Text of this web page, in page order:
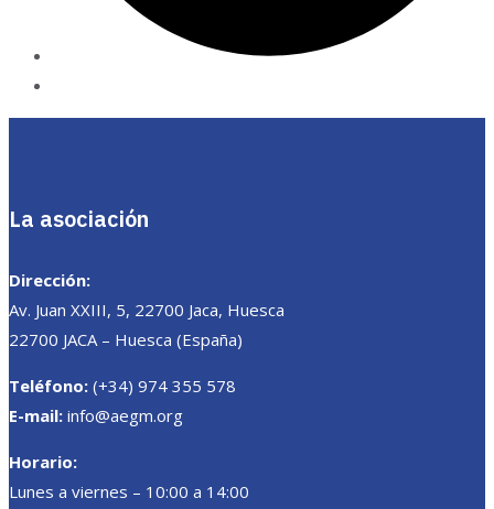
La asociación
Dirección:
Av. Juan XXIII, 5, 22700 Jaca, Huesca
22700 JACA – Huesca (España)
Teléfono: (+34) 974 355 578
E-mail: info@aegm.org
Horario:
Lunes a viernes – 10:00 a 14:00